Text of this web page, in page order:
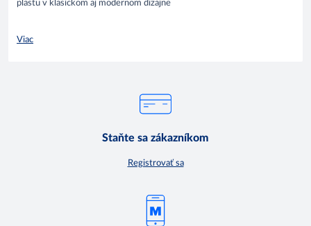
plastu v klasickom aj modernom dizajne
Viac
Staňte sa zákazníkom
Registrovať sa